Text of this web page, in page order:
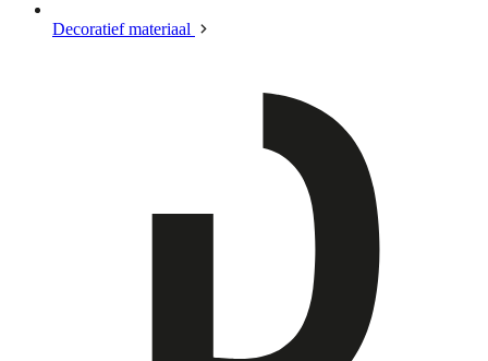
Decoratief materiaal